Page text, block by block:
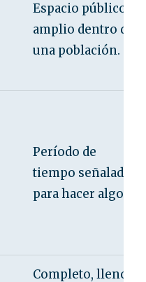
Espacio público y
amplio dentro de
una población.
Período de
tiempo señalado
para hacer algo.
Completo, lleno,